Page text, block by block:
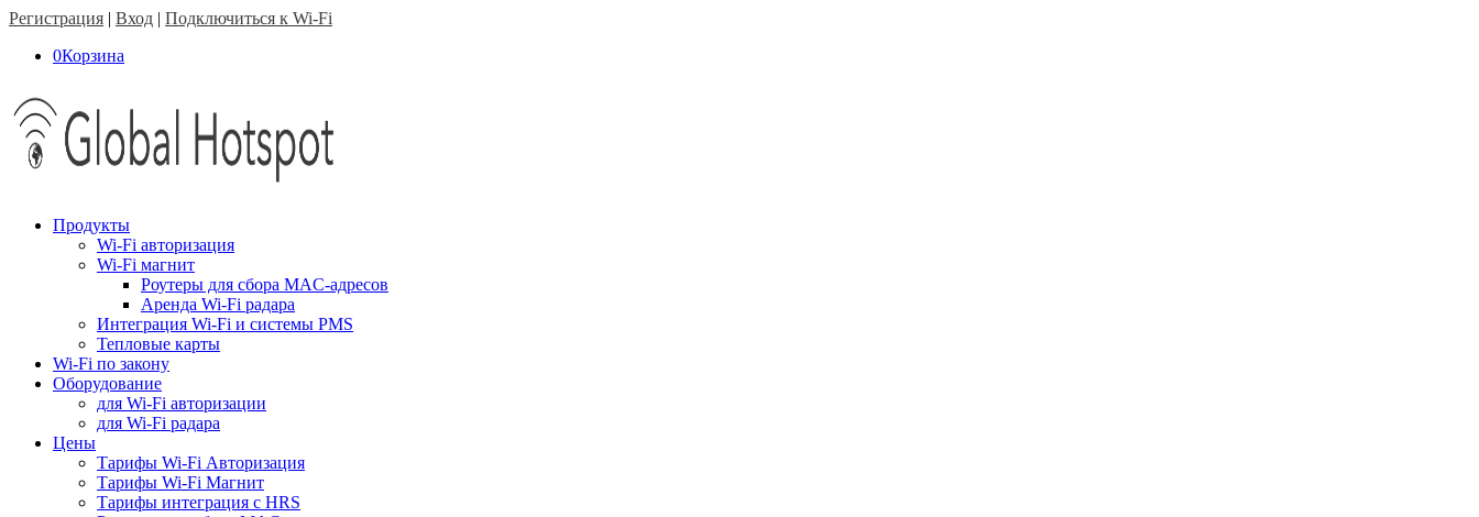
Регистрация | Вход | Подключиться к Wi-Fi
0Корзина
Продукты
Wi-Fi авторизация
Wi-Fi магнит
Роутеры для сбора MAC-адресов
Аренда Wi-Fi радара
Интеграция Wi-Fi и системы PMS
Тепловые карты
Wi-Fi по закону
Оборудование
для Wi-Fi авторизации
для Wi-Fi радара
Цены
Тарифы Wi-Fi Авторизация
Тарифы Wi-Fi Магнит
Тарифы интеграция с HRS